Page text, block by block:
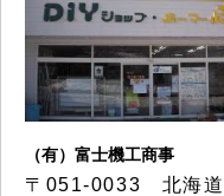
（有）富士機工商事
〒051-0033 北海道